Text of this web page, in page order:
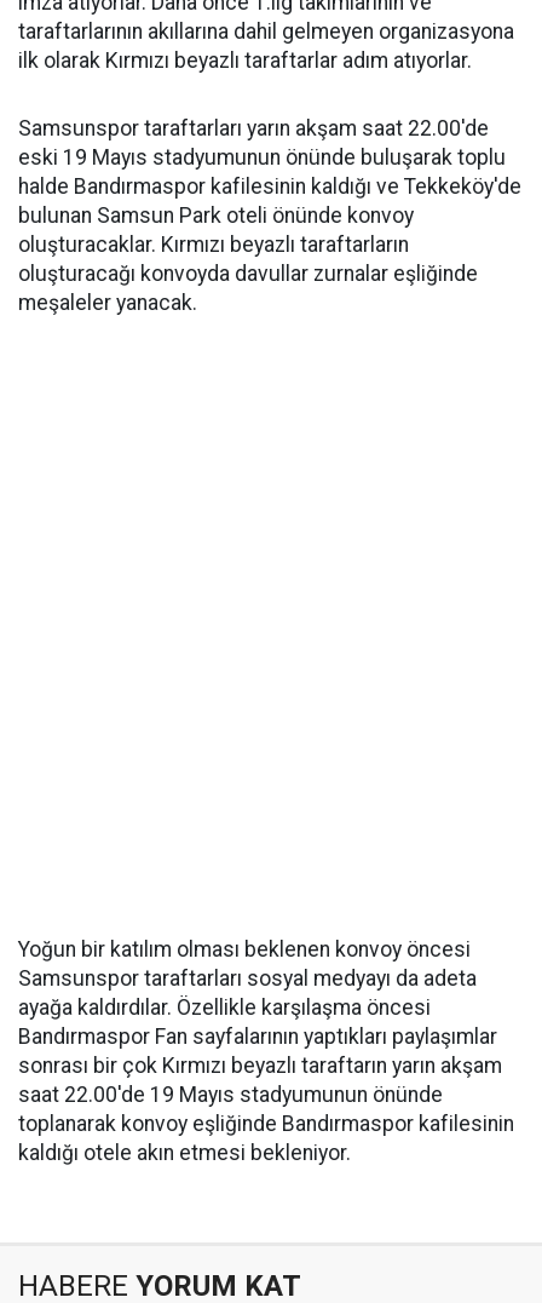
taraftarlarının akıllarına dahil gelmeyen organizasyona
ilk olarak Kırmızı beyazlı taraftarlar adım atıyorlar.
Samsunspor taraftarları yarın akşam saat 22.00'de
eski 19 Mayıs stadyumunun önünde buluşarak toplu
halde Bandırmaspor kafilesinin kaldığı ve Tekkeköy'de
bulunan Samsun Park oteli önünde konvoy
oluşturacaklar. Kırmızı beyazlı taraftarların
oluşturacağı konvoyda davullar zurnalar eşliğinde
meşaleler yanacak.
Yoğun bir katılım olması beklenen konvoy öncesi
Samsunspor taraftarları sosyal medyayı da adeta
ayağa kaldırdılar. Özellikle karşılaşma öncesi
Bandırmaspor Fan sayfalarının yaptıkları paylaşımlar
sonrası bir çok Kırmızı beyazlı taraftarın yarın akşam
saat 22.00'de 19 Mayıs stadyumunun önünde
toplanarak konvoy eşliğinde Bandırmaspor kafilesinin
kaldığı otele akın etmesi bekleniyor.
HABERE YORUM KAT